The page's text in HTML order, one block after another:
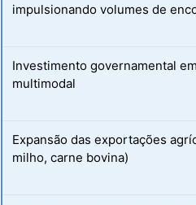
impulsionando volumes de
Investimento governamental
multimodal
Expansão das exportações
milho, carne bovina)